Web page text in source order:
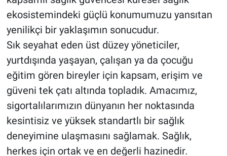
ekosistemindeki güçlü konumumuzu yansıtan
yenilikçi bir yaklaşımın sonucudur.
Sık seyahat eden üst düzey yöneticiler,
yurtdışında yaşayan, çalışan ya da çocuğu
eğitim gören bireyler için kapsam, erişim ve
güveni tek çatı altında topladık. Amacımız,
sigortalılarımızın dünyanın her noktasında
kesintisiz ve yüksek standartlı bir sağlık
deneyimine ulaşmasını sağlamak. Sağlık,
herkes için ortak ve en değerli hazinedir.